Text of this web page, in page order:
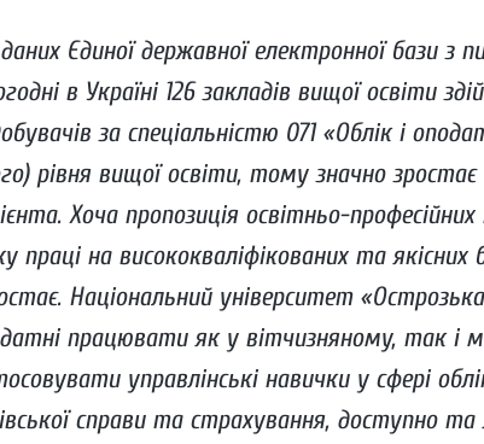
Єдиної державної електронної бази з
в Україні 126 закладів вищої освіти
за спеціальністю 071 «Облік і
рівня вищої освіти, тому значно
Хоча пропозиція освітньо-
праці на висококваліфікованих та якісних
Національний університет
працювати як у вітчизняному, так і
управлінські навички у сфері
справи та страхування, доступно та